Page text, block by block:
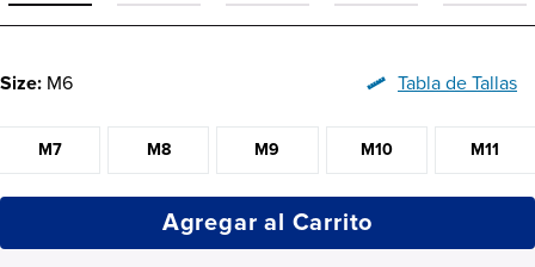
Size: M6 Tabla de Tallas
M7 M8 M9 M10 M11
Agregar al Carrito